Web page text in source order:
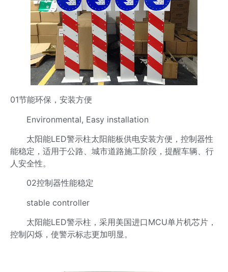
01节能环保，安装方便
Environmental, Easy installation
太阳能LED警示柱太阳能板供电安装方便，控制器性
能稳定，适用于公路、城市道路施工阶段，提醒车辆、行
人安全性。
02控制器性能稳定
stable controller
太阳能LED警示柱，采用美国进口MCU单片机芯片，
控制闪烁，使警示标志更加明显。